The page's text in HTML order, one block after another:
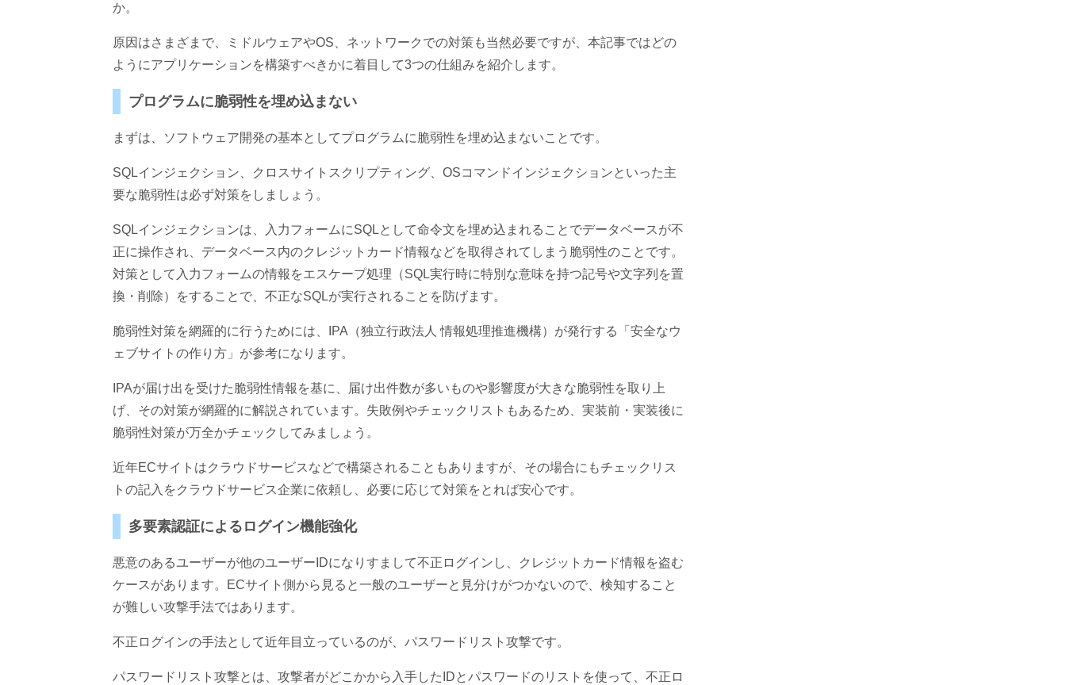
か。
原因はさまざまで、ミドルウェアやOS、ネットワークでの対策も当然必要ですが、本記事ではどの
ようにアプリケーションを構築すべきかに着目して3つの仕組みを紹介します。
プログラムに脆弱性を埋め込まない
まずは、ソフトウェア開発の基本としてプログラムに脆弱性を埋め込まないことです。
SQLインジェクション、クロスサイトスクリプティング、OSコマンドインジェクションといった主
要な脆弱性は必ず対策をしましょう。
SQLインジェクションは、入力フォームにSQLとして命令文を埋め込まれることでデータベースが不
正に操作され、データベース内のクレジットカード情報などを取得されてしまう脆弱性のことです。
対策として入力フォームの情報をエスケープ処理（SQL実行時に特別な意味を持つ記号や文字列を置
換・削除）をすることで、不正なSQLが実行されることを防げます。
脆弱性対策を網羅的に行うためには、IPA（独立行政法人 情報処理推進機構）が発行する「安全なウ
ェブサイトの作り方」が参考になります。
IPAが届け出を受けた脆弱性情報を基に、届け出件数が多いものや影響度が大きな脆弱性を取り上
げ、その対策が網羅的に解説されています。失敗例やチェックリストもあるため、実装前・実装後に
脆弱性対策が万全かチェックしてみましょう。
近年ECサイトはクラウドサービスなどで構築されることもありますが、その場合にもチェックリス
トの記入をクラウドサービス企業に依頼し、必要に応じて対策をとれば安心です。
多要素認証によるログイン機能強化
悪意のあるユーザーが他のユーザーIDになりすまして不正ログインし、クレジットカード情報を盗む
ケースがあります。ECサイト側から見ると一般のユーザーと見分けがつかないので、検知すること
が難しい攻撃手法ではあります。
不正ログインの手法として近年目立っているのが、パスワードリスト攻撃です。
パスワードリスト攻撃とは、攻撃者がどこかから入手したIDとパスワードのリストを使って、不正ロ